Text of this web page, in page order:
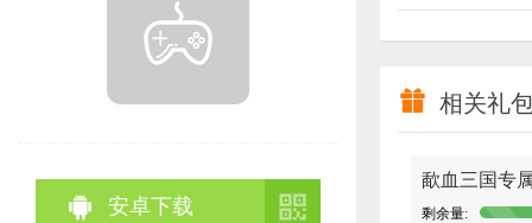
 安卓下载 
 相关礼
歃血三国专
剩余量: